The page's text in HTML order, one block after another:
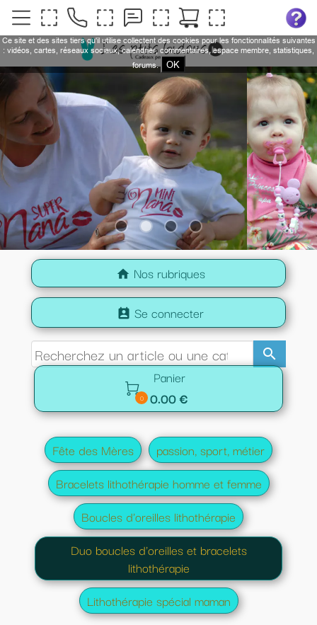
home Nos rubriques
search
perm_contact_calendar Se connecter

0
Panier
0.00 €
Fête des Mères
passion, sport, métier
Bracelets lithothérapie homme et femme
Boucles d'oreilles lithothérapie
Duo boucles d'oreilles et bracelets
lithothérapie
Lithothérapie spécial maman
Ce site et des sites tiers qu'il utilise collectent des cookies pour les fonctionnalités suivantes
: vidéos, cartes, réseaux sociaux, calendrier, commentaires, espace membre, statistiques,
forums.
OK